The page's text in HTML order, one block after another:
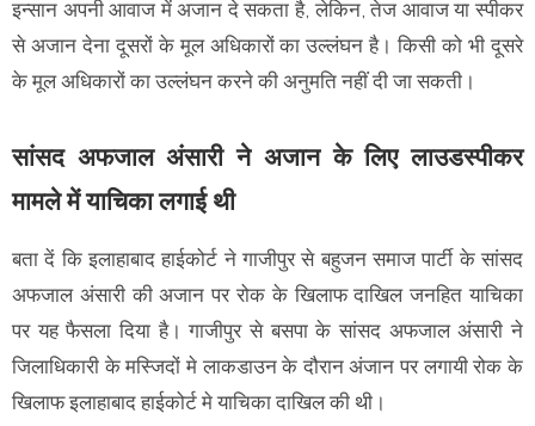
इन्सान अपनी आवाज में अजान दे सकता है, लेकिन, तेज आवाज या स्पीकर
से अजान देना दूसरों के मूल अधिकारों का उल्लंघन है। किसी को भी दूसरे
के मूल अधिकारों का उल्लंघन करने की अनुमति नहीं दी जा सकती।
सांसद अफजाल अंसारी ने अजान के लिए लाउडस्पीकर
मामले में याचिका लगाई थी
बता दें कि इलाहाबाद हाईकोर्ट ने गाजीपुर से बहुजन समाज पार्टी के सांसद
अफजाल अंसारी की अजान पर रोक के खिलाफ दाखिल जनहित याचिका
पर यह फैसला दिया है। गाजीपुर से बसपा के सांसद अफजाल अंसारी ने
जिलाधिकारी के मस्जिदों मे लाकडाउन के दौरान अंजान पर लगायी रोक के
खिलाफ इलाहाबाद हाईकोर्ट मे याचिका दाखिल की थी।